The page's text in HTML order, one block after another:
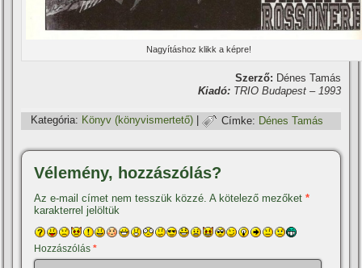
Nagyí­táshoz klikk a képre!
Szerző: Dénes Tamás
Kiadó:TRIO Budapest – 1993
Kategória: Könyv (könyvismertető) | Címke: Dénes Tamás
Vélemény, hozzászólás?
Az e-mail címet nem tesszük közzé. A kötelező mezőket*
karakterrel jelöltük
Hozzászólás*